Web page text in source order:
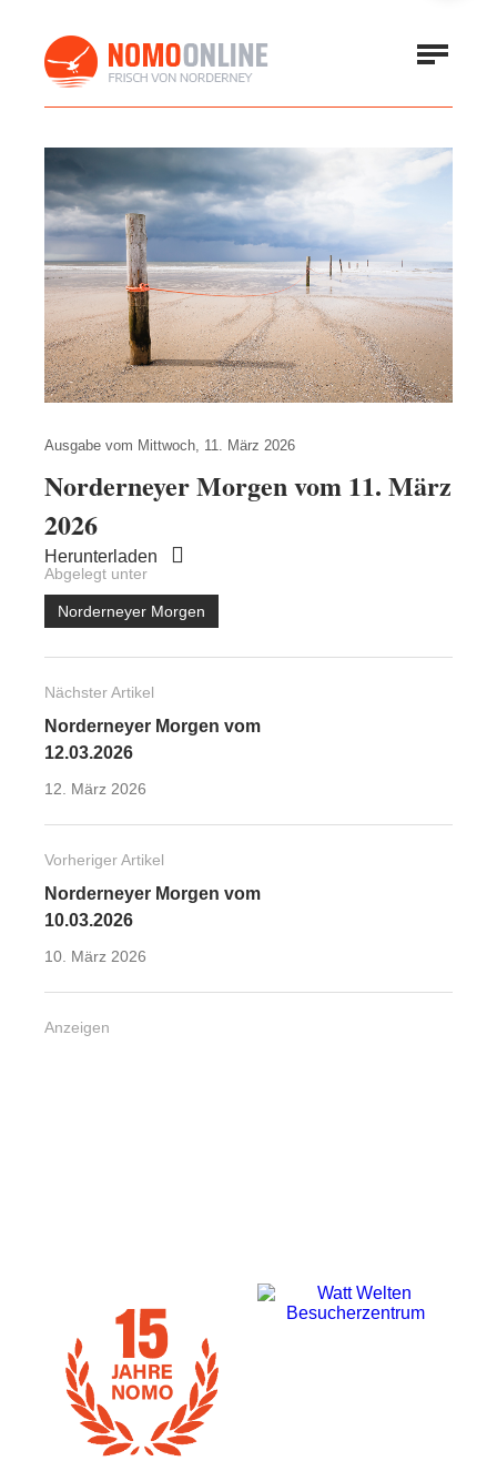
Ausgabe vom Mittwoch, 11. März 2026
Norderneyer Morgen vom 11. März
2026
Herunterladen
Abgelegt unter
Norderneyer Morgen
Nächster Artikel
Norderneyer Morgen vom
12.03.2026
12. März 2026
Vorheriger Artikel
Norderneyer Morgen vom
10.03.2026
10. März 2026
Anzeigen